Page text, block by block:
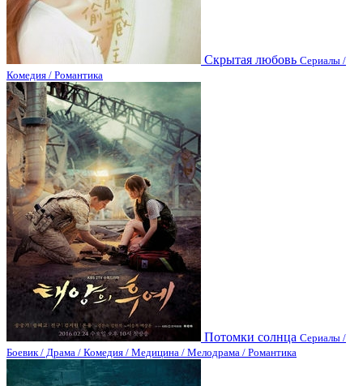
Скрытая любовь Сериалы /
Комедия / Романтика
Потомки солнца Сериалы /
Боевик / Драма / Комедия / Медицина / Мелодрама / Романтика